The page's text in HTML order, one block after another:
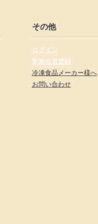
その他
ログイン
新規会員登録
冷凍食品メーカー様へ
お問い合わせ